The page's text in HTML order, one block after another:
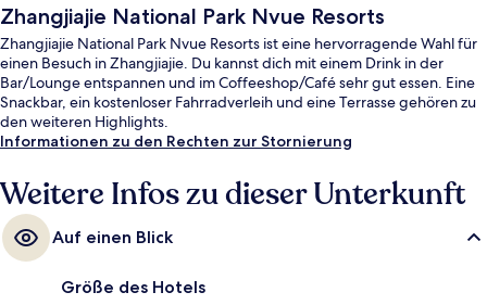
Zhangjiajie National Park Nvue Resorts
Zhangjiajie National Park Nvue Resorts ist eine hervorragende Wahl für
einen Besuch in Zhangjiajie. Du kannst dich mit einem Drink in der
Bar/Lounge entspannen und im Coffeeshop/Café sehr gut essen. Eine
Snackbar, ein kostenloser Fahrradverleih und eine Terrasse gehören zu
den weiteren Highlights.
Informationen zu den Rechten zur Stornierung
Weitere Infos zu dieser Unterkunft
Auf einen Blick
Größe des Hotels